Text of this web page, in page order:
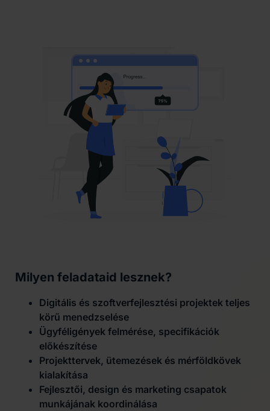
Milyen feladataid lesznek?
Digitális és szoftverfejlesztési projektek teljes
körű menedzselése
Ügyféligények felmérése, specifikációk
előkészítése
Projekttervek, ütemezések és mérföldkövek
kialakítása
Fejlesztői, design és marketing csapatok
munkájának koordinálása